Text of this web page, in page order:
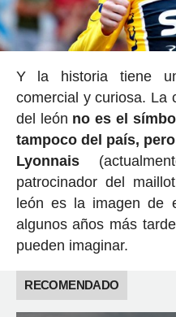
Y la historia tiene
comercial y curiosa. La
del león no es el
tampoco del país,
Lyonnais
patrocinador del
león es la imagen de
algunos años más
pueden imaginar.
RECOMENDADO